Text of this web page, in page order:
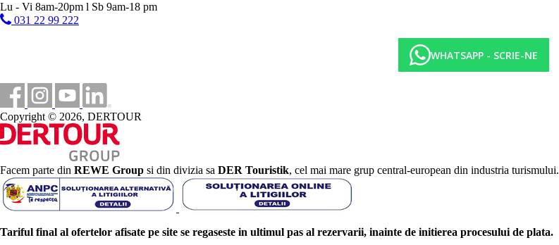
Lu - Vi 8am-20pm l Sb 9am-18 pm
031 22 99 222
WHATSAPP - SCRIE-NE
Copyright © 2026, DERTOUR
Facem parte din REWE Group si din divizia sa DER Touristik, cel mai mare grup central-european din industria turismului.
Tariful final al ofertelor afisate pe site se regaseste in ultimul pas al rezervarii, inainte de initierea procesului de plata.